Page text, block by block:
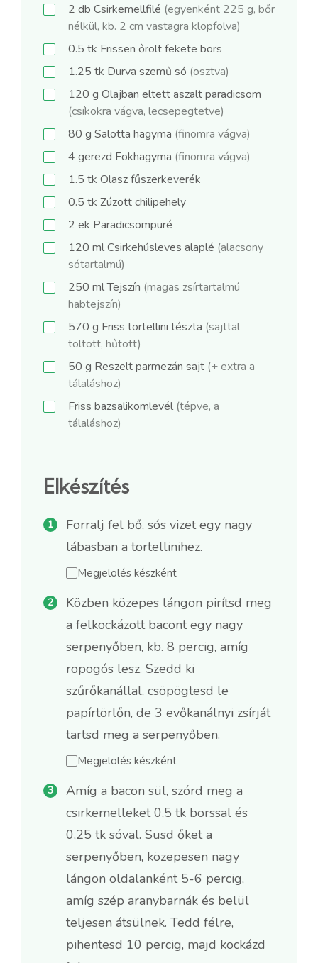
2 db Csirkemellfilé (egyenként 225 g, bőr
nélkül, kb. 2 cm vastagra klopfolva)
0.5 tk Frissen őrölt fekete bors
1.25 tk Durva szemű só (osztva)
120 g Olajban eltett aszalt paradicsom
(csíkokra vágva, lecsepegtetve)
80 g Salotta hagyma (finomra vágva)
4 gerezd Fokhagyma (finomra vágva)
1.5 tk Olasz fűszerkeverék
0.5 tk Zúzott chilipehely
2 ek Paradicsompüré
120 mlCsirkehúsleves alaplé (alacsony
sótartalmú)
250 mlTejszín (magas zsírtartalmú
habtejszín)
570 g Friss tortellini tészta (sajttal
töltött, hűtött)
50 g Reszelt parmezán sajt (+ extra a
tálaláshoz)
Friss bazsalikomlevél (tépve, a
tálaláshoz)
Elkészítés
Forralj fel bő, sós vizet egy nagy
lábasban a tortellinihez.
Megjelölés készként
Közben közepes lángon pirítsd meg
a felkockázott bacont egy nagy
serpenyőben, kb. 8 percig, amíg
ropogós lesz. Szedd ki
szűrőkanállal, csöpögtesd le
papírtörlőn, de 3 evőkanálnyi zsírját
tartsd meg a serpenyőben.
Megjelölés készként
Amíg a bacon sül, szórd meg a
csirkemelleket 0,5 tk borssal és
0,25 tk sóval. Süsd őket a
serpenyőben, közepesen nagy
lángon oldalanként 5-6 percig,
amíg szép aranybarnák és belül
teljesen átsülnek. Tedd félre,
pihentesd 10 percig, majd kockázd